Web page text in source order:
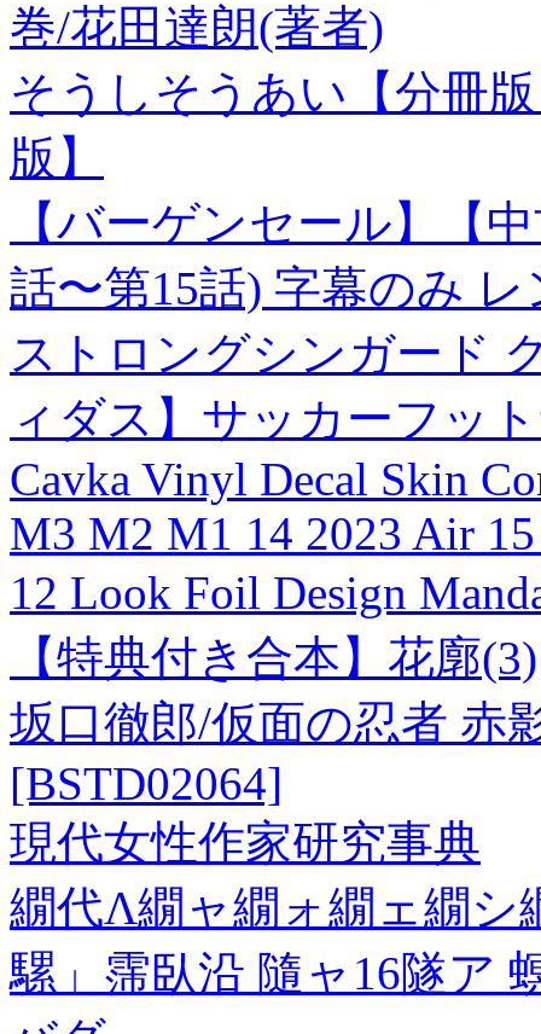
巻/花田達朗(著者)
そうしそうあい【分冊
版】
【バーゲンセール】【
話〜第15話) 字幕のみ
ストロングシンガード
ィダス】サッカーフッ
Cavka Vinyl Decal Skin
M3 M2 M1 14 2023 Air
12 Look Foil Design
【特典付き合本】花廓(3)
坂口徹郎/仮面の忍者 赤
[BSTD02064]
現代女性作家研究事典
繝代Λ繝ャ繝ォ繝ェ繝シ
騾」霈臥沿 隨ャ16隧ア